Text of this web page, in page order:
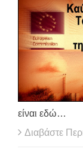
είναι εδώ…
Διαβάστε